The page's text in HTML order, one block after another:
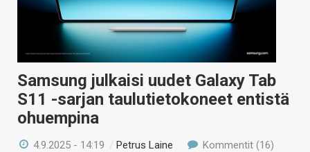
Samsung julkaisi uudet Galaxy Tab
S11 -sarjan taulutietokoneet entistä
ohuempina
4.9.2025 - 14:19 /Petrus Laine Kommentit (16)